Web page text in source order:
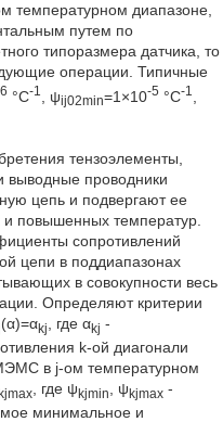
диапазоне,
путем по
типоразмера датчика, то
операции. Типичные
°C-1 , ψij02min=1×10-5 °C-1
тензоэлементы,
выводные проводники
цепь и подвергают ее
повышенных температур.
сопротивлений
цепи в поддиапазонах
в совокупности весь
Определяют критерии
(α)=αkj , где αkj -
k-ой диагонали
в j-ом температурном
, где ψkjmin , ψkjmax-
минимальное и